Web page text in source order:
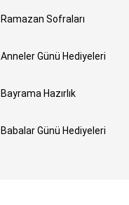
Ramazan Sofraları
Anneler Günü Hediyeleri
Bayrama Hazırlık
Babalar Günü Hediyeleri